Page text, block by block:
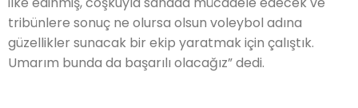
tribünlere sonuç ne olursa olsun voleybol adına
güzellikler sunacak bir ekip yaratmak için çalıştık.
Umarım bunda da başarılı olacağız” dedi.